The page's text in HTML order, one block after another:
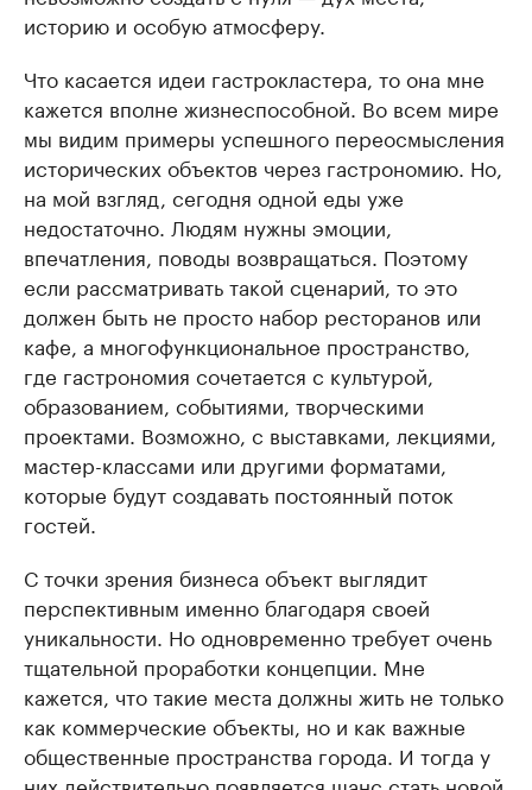
историю и особую атмосферу.
Что касается идеи гастрокластера, то она мне
кажется вполне жизнеспособной. Во всем мире
мы видим примеры успешного переосмысления
исторических объектов через гастрономию. Но,
на мой взгляд, сегодня одной еды уже
недостаточно. Людям нужны эмоции,
впечатления, поводы возвращаться. Поэтому
если рассматривать такой сценарий, то это
должен быть не просто набор ресторанов или
кафе, а многофункциональное пространство,
где гастрономия сочетается с культурой,
образованием, событиями, творческими
проектами. Возможно, с выставками, лекциями,
мастер-классами или другими форматами,
которые будут создавать постоянный поток
гостей.
С точки зрения бизнеса объект выглядит
перспективным именно благодаря своей
уникальности. Но одновременно требует очень
тщательной проработки концепции. Мне
кажется, что такие места должны жить не только
как коммерческие объекты, но и как важные
общественные пространства города. И тогда у